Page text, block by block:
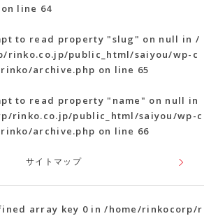
on line 64
to read property "slug" on null in /
rinko.co.jp/public_html/saiyou/wp-c
archive.php on line 65
to read property "name" on null in
rinko.co.jp/public_html/saiyou/wp-c
archive.php on line 66
サイトマップ
array key 0 in/home/rinkocorp/r